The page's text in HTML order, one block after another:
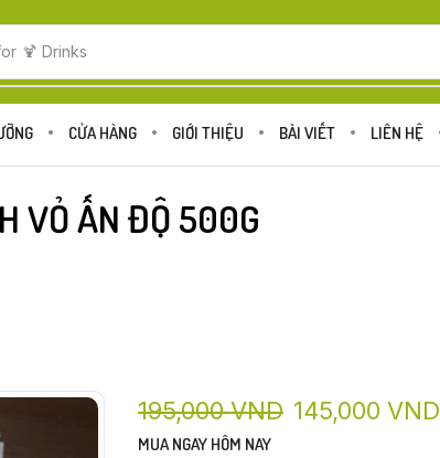
🍋 Fruits
CỬA HÀNG GIỚI THIỆU BÀI VIẾT LIÊN HỆ
VỎ ẤN ĐỘ 500G
195,000VND 145,000VND
MUA NGAY HÔM NAY